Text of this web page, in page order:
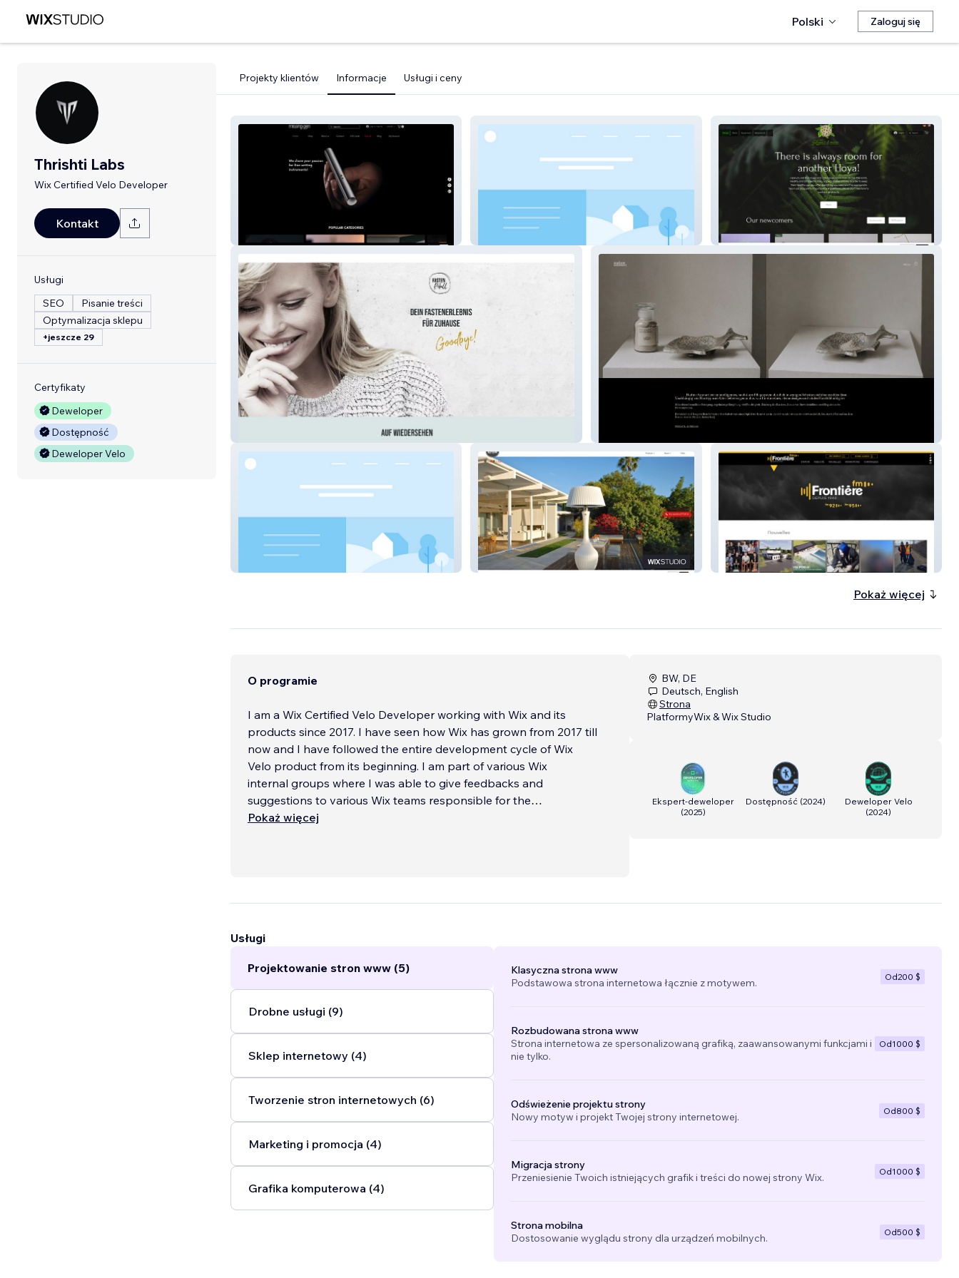
Polski Zaloguj się
Thrishti Labs
Wix Certified Velo Developer
Kontakt
Usługi
SEO
Pisanie treści
Optymalizacja sklepu
+jeszcze 29
Certyfikaty
Deweloper
Dostępność
Deweloper Velo
Projekty klientów Informacje Usługi i ceny
Missingpen Hoyasandmore
Kindle Living Frontierefm
Pokaż więcej
O programie
I am a Wix Certified Velo Developer working with Wix and its
products since 2017. I have seen how Wix has grown from 2017 till
now and I have followed the entire development cycle of Wix
Velo product from its beginning. I am part of various Wix
internal groups where I was able to give feedbacks and
suggestions to various Wix teams responsible for the
development of Wix.
Pokaż więcej
BW, DE
Deutsch, English
Strona
PlatformyWix & Wix Studio
Ekspert-deweloper
(2025)
Dostępność (2024)
Deweloper Velo
(2024)
Usługi
Projektowanie stron www (5)
Drobne usługi (9)
Sklep internetowy (4)
Tworzenie stron internetowych (6)
Marketing i promocja (4)
Grafika komputerowa (4)
Klasyczna strona www
Podstawowa strona internetowa łącznie z motywem.
Od200 $
Rozbudowana strona www
Strona internetowa ze spersonalizowaną grafiką, zaawansowanymi funkcjami i
nie tylko.
Od1000 $
Odświeżenie projektu strony
Nowy motyw i projekt Twojej strony internetowej.
Od800 $
Migracja strony
Przeniesienie Twoich istniejących grafik i treści do nowej strony Wix.
Od1000 $
Strona mobilna
Dostosowanie wyglądu strony dla urządzeń mobilnych.
Od500 $